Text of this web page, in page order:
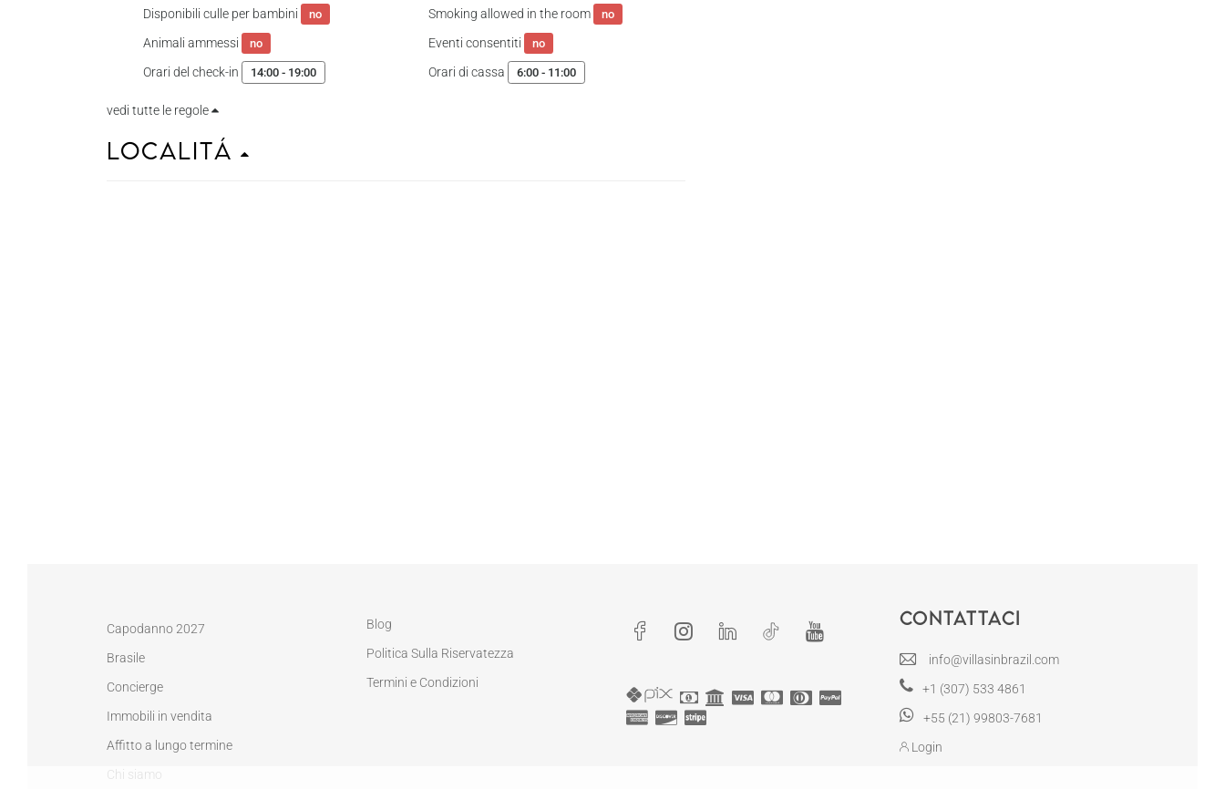
Disponibili culle per bambini no Smoking allowed in the room no
Animali ammessi no Eventi consentiti no
Orari del check-in 14:00 - 19:00 Orari di cassa 6:00 - 11:00
vedi tutte le regole
Localitá
Capodanno 2027
Brasile
Concierge
Immobili in vendita
Affitto a lungo termine
Chi siamo
Blog
Politica Sulla Riservatezza
Termini e Condizioni
Contattaci
info@villasinbrazil.com
+1 (307) 533 4861
+55 (21) 99803-7681
Login